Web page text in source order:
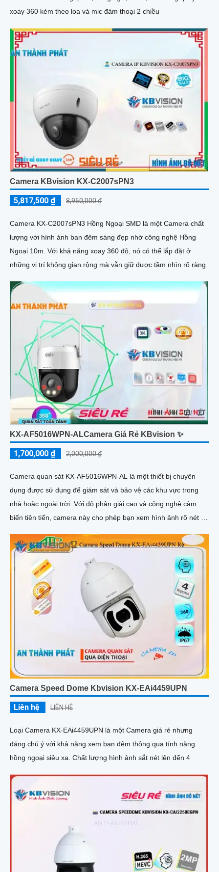
xoay 360 kèm theo loa và mic đàm thoại 2 chiều
Camera KBvision KX-C2007sPN3
5,817,500 ₫ 8,950,000 ₫
Camera KX-C2007sPN3 Hồng Ngoại SMD là một Camera chất
lượng với hình ảnh ban đêm sáng đẹp nhờ công nghệ Hồng
Ngoại 10m. Với khả năng xoay 360 độ, nó có thể lắp đặt ở
những vị trí không gian rộng mà vẫn giữ được tầm nhìn rõ ràng
KX-AF5016WPN-ALCamera Giá Rẻ KBvision ✨
1,700,000 ₫ 2,000,000 ₫
Camera quan sát KX-AF5016WPN-AL là một thiết bị chuyên
dụng được sử dụng để giám sát và bảo vệ các khu vực trong
nhà hoặc ngoài trời. Với độ phân giải cao và công nghệ cảm
biến tiên tiến, camera này cho phép bạn xem hình ảnh rõ nét và
Camera Speed Dome Kbvision KX-EAi4459UPN
Liên hệ LIÊN HỆ
Loại Camera KX-EAi4459UPN là một Camera giá rẻ nhưng
đáng chú ý với khả năng xem ban đêm thông qua tính năng
hồng ngoại siêu xa. Chất lượng hình ảnh sắt nét lên đến 4